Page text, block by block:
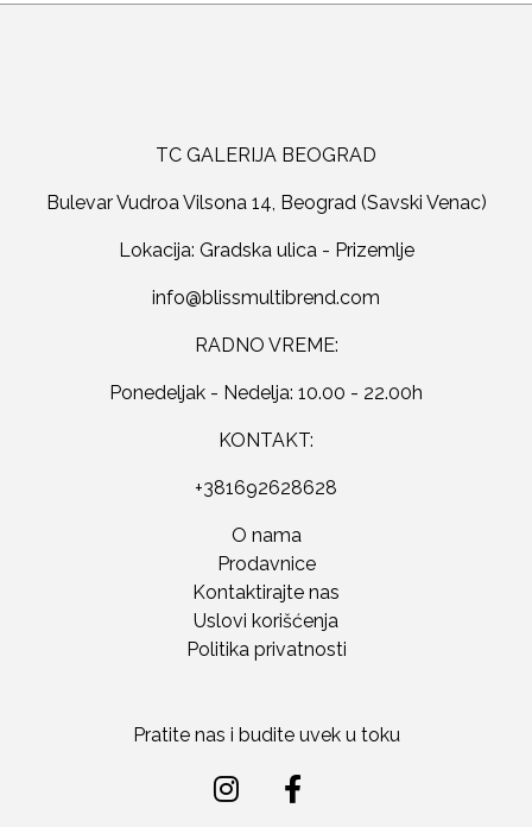
TC GALERIJA BEOGRAD
Bulevar Vudroa Vilsona 14, Beograd (Savski Venac)
Lokacija: Gradska ulica - Prizemlje
RADNO VREME:
Ponedeljak - Nedelja: 10.00 - 22.00h
KONTAKT:
+381692628628
O nama
Prodavnice
Kontaktirajte nas
Uslovi korišćenja
Politika privatnosti
Pratite nas i budite uvek u toku